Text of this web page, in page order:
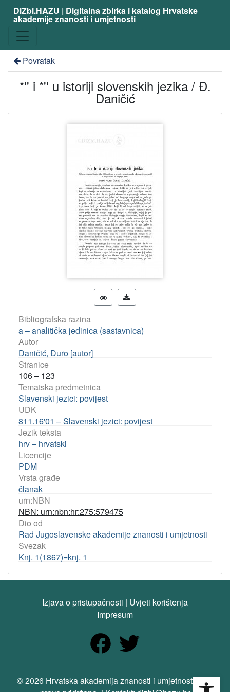
DiZbi.HAZU | Digitalna zbirka i katalog Hrvatske
akademije znanosti i umjetnosti
Povratak
*'' i *'' u istoriji slovenskih jezika / Đ.
Daničić
Bibliografska razina
a – analitička jedinica (sastavnica)
Autor
Daničić, Đuro [autor]
Stranice
106 – 123
Tematska predmetnica
Slavenski jezici: povijest
UDK
811.16'01 – Slavenski jezici: povijest
Jezik teksta
hrv – hrvatski
Licencije
PDM
Vrsta građe
članak
urn:NBN
NBN: urn:nbn:hr:275:579475
Dio od
Rad Jugoslavenske akademije znanosti i umjetnosti
Svezak
Knj. 1(1867)=knj. 1
Izjava o pristupačnosti | Uvjeti korištenja
Impresum
© 2026 Hrvatska akademija znanosti i umjetnosti. Sva